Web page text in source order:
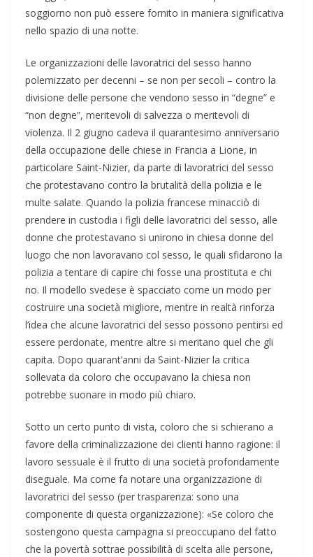
soggiorno non può essere fornito in maniera significativa
nello spazio di una notte.
Le organizzazioni delle lavoratrici del sesso hanno
polemizzato per decenni – se non per secoli – contro la
divisione delle persone che vendono sesso in “degne” e
“non degne”, meritevoli di salvezza o meritevoli di
violenza. Il 2 giugno cadeva il quarantesimo anniversario
della occupazione delle chiese in Francia a Lione, in
particolare Saint-Nizier, da parte di lavoratrici del sesso
che protestavano contro la brutalità della polizia e le
multe salate. Quando la polizia francese minacciò di
prendere in custodia i figli delle lavoratrici del sesso, alle
donne che protestavano si unirono in chiesa donne del
luogo che non lavoravano col sesso, le quali sfidarono la
polizia a tentare di capire chi fosse una prostituta e chi
no. Il modello svedese è spacciato come un modo per
costruire una società migliore, mentre in realtà rinforza
l’idea che alcune lavoratrici del sesso possono pentirsi ed
essere perdonate, mentre altre si meritano quel che gli
capita. Dopo quarant’anni da Saint-Nizier la critica
sollevata da coloro che occupavano la chiesa non
potrebbe suonare in modo più chiaro.
Sotto un certo punto di vista, coloro che si schierano a
favore della criminalizzazione dei clienti hanno ragione: il
lavoro sessuale è il frutto di una società profondamente
diseguale. Ma come fa notare una organizzazione di
lavoratrici del sesso (per trasparenza: sono una
componente di questa organizzazione): «Se coloro che
sostengono questa campagna si preoccupano del fatto
che la povertà sottrae possibilità di scelta alle persone,